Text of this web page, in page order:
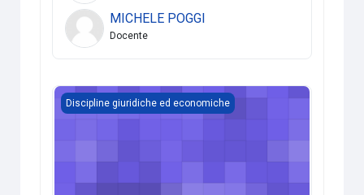
MICHELE POGGI
Docente
Economia Aziendale - Nappi
Discipline giuridiche ed economiche